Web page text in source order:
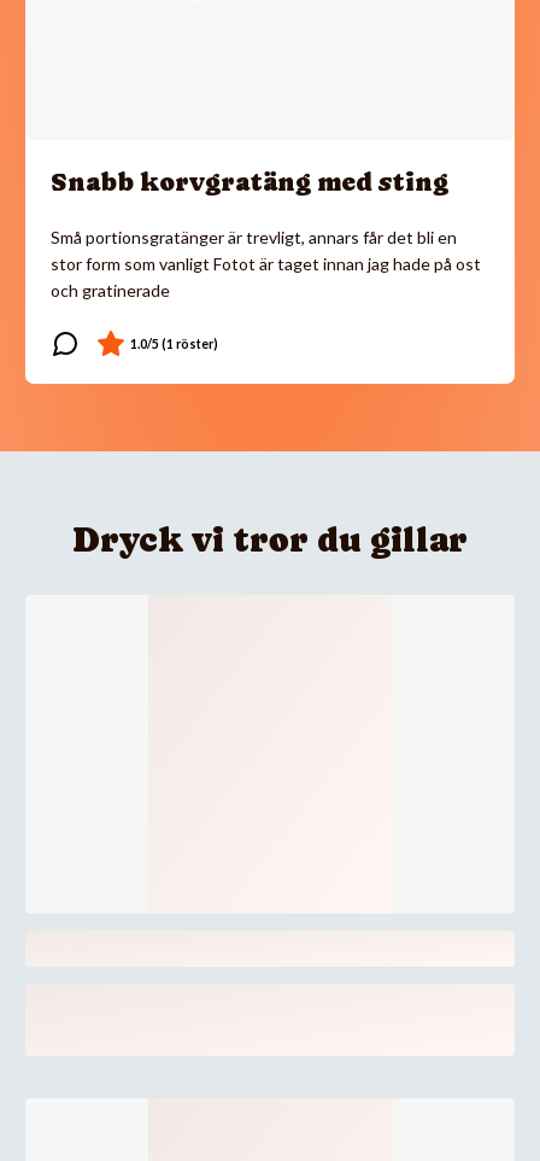
Snabb korvgratäng med sting
Små portionsgratänger är trevligt, annars får det bli en
stor form som vanligt Fotot är taget innan jag hade på ost
och gratinerade
Dryck vi tror du gillar